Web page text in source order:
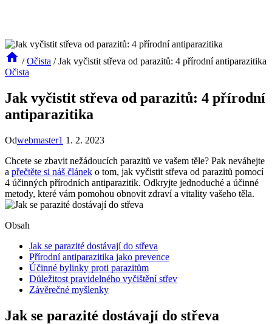
/ Očista / Jak vyčistit střeva od parazitů: 4 přírodní antiparazitika
Očista
Jak vyčistit střeva od parazitů: 4 přírodní
antiparazitika
Odwebmaster1 1. 2. 2023
Chcete se zbavit nežádoucích parazitů ve vašem těle? Pak neváhejte
a přečtěte si náš článek o tom, jak vyčistit střeva od parazitů pomocí
4 účinných přírodních antiparazitik. Odkryjte jednoduché a účinné
metody, které vám pomohou obnovit zdraví a vitality vašeho těla.
Obsah
Jak se parazité dostávají do střeva
Přírodní antiparazitika jako prevence
Účinné bylinky proti parazitům
Důležitost pravidelného vyčištění střev
Závěrečné myšlenky
Jak se parazité dostávají do střeva